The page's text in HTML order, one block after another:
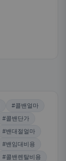
#콜밴얼마
#콜밴단가
#밴대절얼마
#밴임대비용
#콜밴렌탈비용